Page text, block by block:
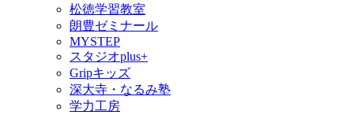
松徳学習教室
朗豊ゼミナール
MYSTEP
スタジオplus+
Gripキッズ
深大寺・なるみ塾
学力工房